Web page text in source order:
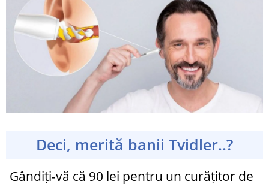
Deci, merită banii Tvidler..?
Gândiți-vă că 90 lei pentru un curățitor de